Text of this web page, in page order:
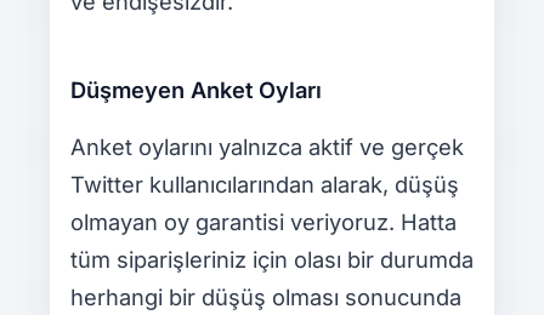
Düşmeyen Anket Oyları
Anket oylarını yalnızca aktif ve gerçek
Twitter kullanıcılarından alarak, düşüş
olmayan oy garantisi veriyoruz. Hatta
tüm siparişleriniz için olası bir durumda
herhangi bir düşüş olması sonucunda